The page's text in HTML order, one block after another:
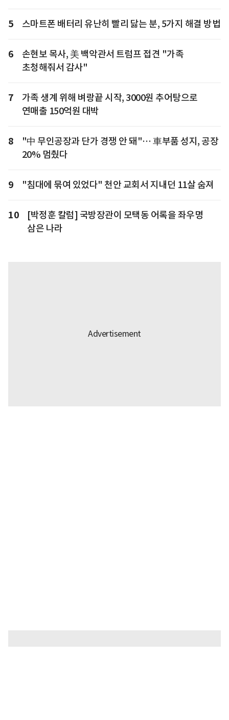
5 스마트폰 배터리 유난히 빨리 닳는 분, 5가지 해결 방법
6
손현보 목사, 美 백악관서 트럼프 접견 "가족
초청해줘서 감사"
7
가족 생계 위해 벼랑끝 시작, 3000원 추어탕으로
연매출 150억원 대박
8
"中 무인공장과 단가 경쟁 안 돼"… 車부품 성지, 공장
20% 멈췄다
9 "침대에 묶여 있었다" 천안 교회서 지내던 11살 숨져
10
[박정훈 칼럼] 국방장관이 모택동 어록을 좌우명
삼은 나라